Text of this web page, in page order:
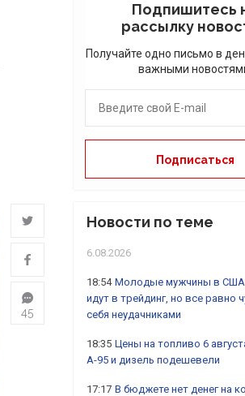
45
Подпишитесь
рассылку
Получайте одно письмо в
важными
Новости по теме
6.08.2026
18:54 Молодые мужчины в США
идут в трейдинг, но все равно
себя неудачниками
18:35 Цены на топливо 6
А-95 и дизель подешевели
17:17 В бюджете нет денег на